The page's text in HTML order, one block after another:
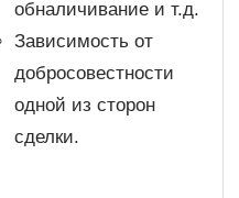
обналичивание и т.д.
Зависимость от
добросовестности
одной из сторон
сделки.